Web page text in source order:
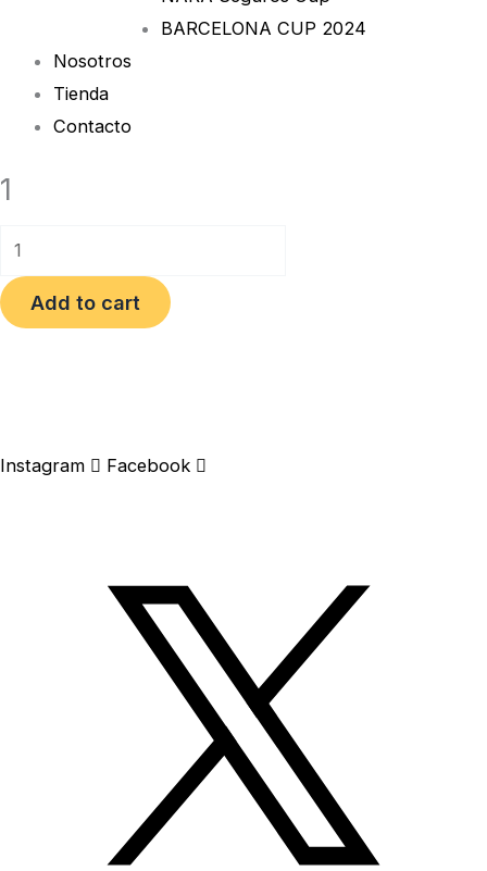
BARCELONA CUP 2024
Nosotros
Tienda
Contacto
1
Add to cart
Instagram Facebook